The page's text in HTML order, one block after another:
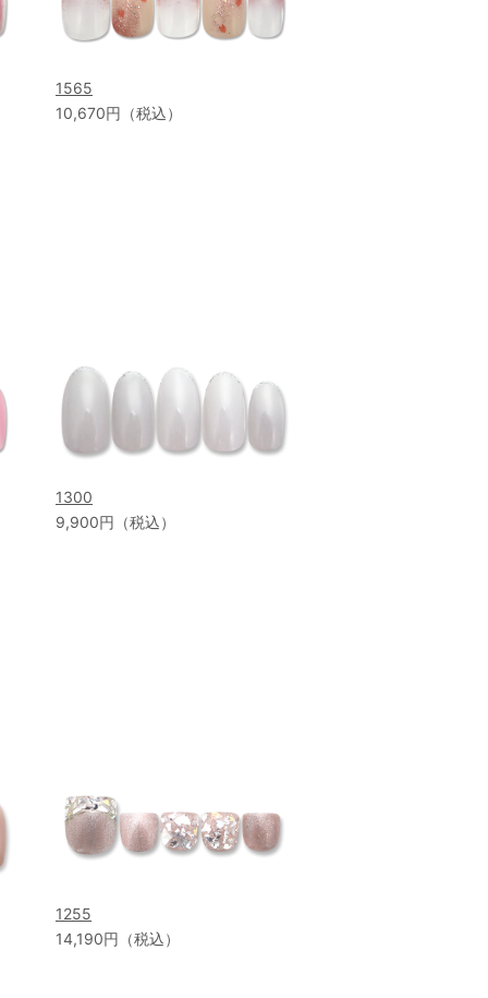
1565
10,670円（税込）
1300
9,900円（税込）
1255
14,190円（税込）